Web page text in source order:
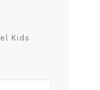
Kids